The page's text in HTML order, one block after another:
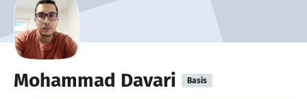
Mohammad Davari Basis